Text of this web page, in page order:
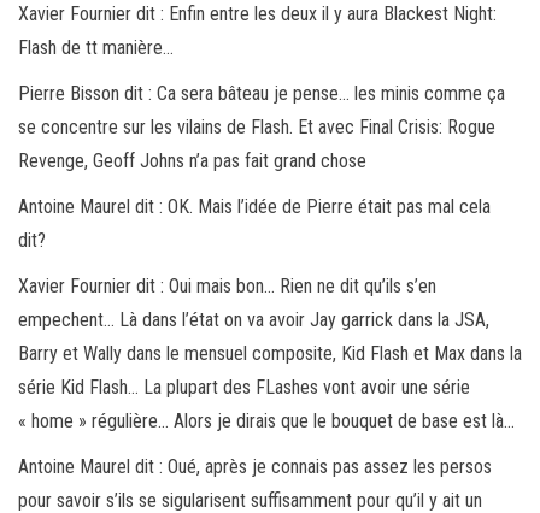
Xavier Fournier dit : Enfin entre les deux il y aura Blackest Night:
Flash de tt manière…
Pierre Bisson dit : Ca sera bâteau je pense… les minis comme ça
se concentre sur les vilains de Flash. Et avec Final Crisis: Rogue
Revenge, Geoff Johns n’a pas fait grand chose
Antoine Maurel dit : OK. Mais l’idée de Pierre était pas mal cela
dit?
Xavier Fournier dit : Oui mais bon… Rien ne dit qu’ils s’en
empechent… Là dans l’état on va avoir Jay garrick dans la JSA,
Barry et Wally dans le mensuel composite, Kid Flash et Max dans la
série Kid Flash… La plupart des FLashes vont avoir une série
« home » régulière… Alors je dirais que le bouquet de base est là…
Antoine Maurel dit : Oué, après je connais pas assez les persos
pour savoir s’ils se sigularisent suffisamment pour qu’il y ait un